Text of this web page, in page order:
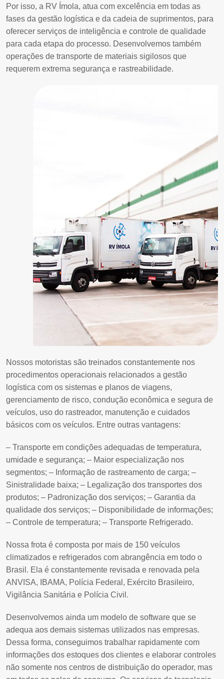
Por isso, a RV Ímola, atua com excelência em todas as
fases da gestão logística e da cadeia de suprimentos, para
oferecer serviços de inteligência e controle de qualidade
para cada etapa do processo. Desenvolvemos também
operações de transporte de materiais sigilosos que
requerem extrema segurança e rastreabilidade.
Nossos motoristas são treinados constantemente nos
procedimentos operacionais relacionados a gestão
logística com os sistemas e planos de viagens,
gerenciamento de risco, condução econômica e segura de
veículos, uso do rastreador, manutenção e cuidados
básicos com os veículos. Entre outras vantagens:
– Transporte em condições adequadas de temperatura,
umidade e segurança; – Maior especialização nos
segmentos; – Informação de rastreamento de carga; –
Sinistralidade baixa; – Legalização dos transportes dos
produtos; – Padronização dos serviços; – Garantia da
qualidade dos serviços; – Disponibilidade de informações;
– Controle de temperatura; – Transporte Refrigerado.
Nossa frota é composta por mais de 150 veículos
climatizados e refrigerados com abrangência em todo o
Brasil. Ela é constantemente revisada e renovada pela
ANVISA, IBAMA, Polícia Federal, Exército Brasileiro,
Vigilância Sanitária e Polícia Civil.
Desenvolvemos ainda um modelo de software que se
adequa aos demais sistemas utilizados nas empresas.
Dessa forma, conseguimos trabalhar rapidamente com
informações dos estoques dos clientes e elaborar controles
não somente nos centros de distribuição do operador, mas